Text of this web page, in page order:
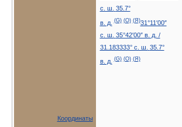
Координаты
с. ш. 35.7°
в. д. (G) (O) (Я)31°11′00″
с. ш. 35°42′00″ в. д. /
31.183333° с. ш. 35.7°
в. д. (G) (O) (Я)